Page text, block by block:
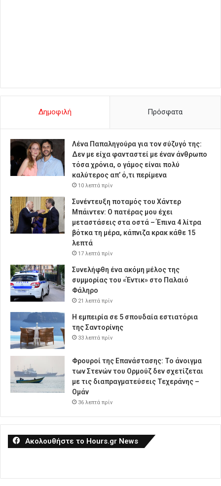
Δημοφιλή Πρόσφατα
Λένα Παπαληγούρα για τον σύζυγό της:
Δεν με είχα φανταστεί με έναν άνθρωπο
τόσα χρόνια, ο γάμος είναι πολύ
καλύτερος απ’ ό,τι περίμενα
10 λεπτά πρίν
Συνέντευξη ποταμός του Χάντερ
Μπάιντεν: Ο πατέρας μου έχει
μεταστάσεις στα οστά – Έπινα 4 λίτρα
βότκα τη μέρα, κάπνιζα κρακ κάθε 15
λεπτά
17 λεπτά πρίν
Συνελήφθη ένα ακόμη μέλος της
συμμορίας του «Έντικ» στο Παλαιό
Φάληρο
21 λεπτά πρίν
Η εμπειρία σε 5 σπουδαία εστιατόρια
της Σαντορίνης
33 λεπτά πρίν
Φρουροί της Επανάστασης: Το άνοιγμα
των Στενών του Ορμούζ δεν σχετίζεται
με τις διαπραγματεύσεις Τεχεράνης –
Ομάν
36 λεπτά πρίν
Ακολουθήστε το Hours.gr News